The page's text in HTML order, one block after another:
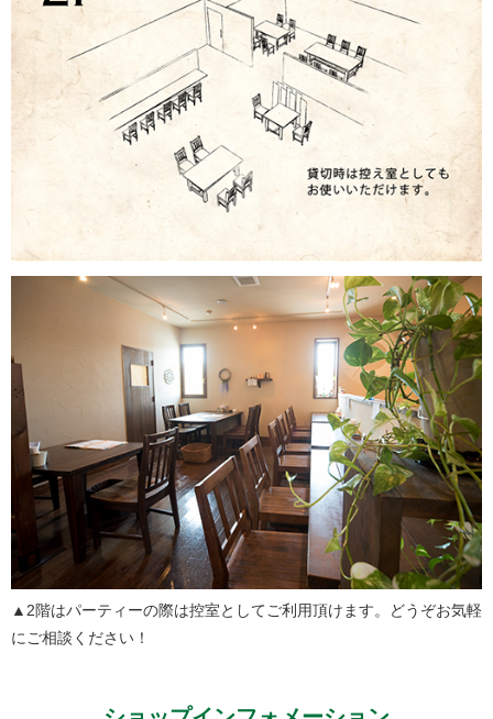
▲2階はパーティーの際は控室としてご利用頂けます。どうぞお気軽
にご相談ください！